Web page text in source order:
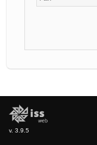
v. 3.9.5